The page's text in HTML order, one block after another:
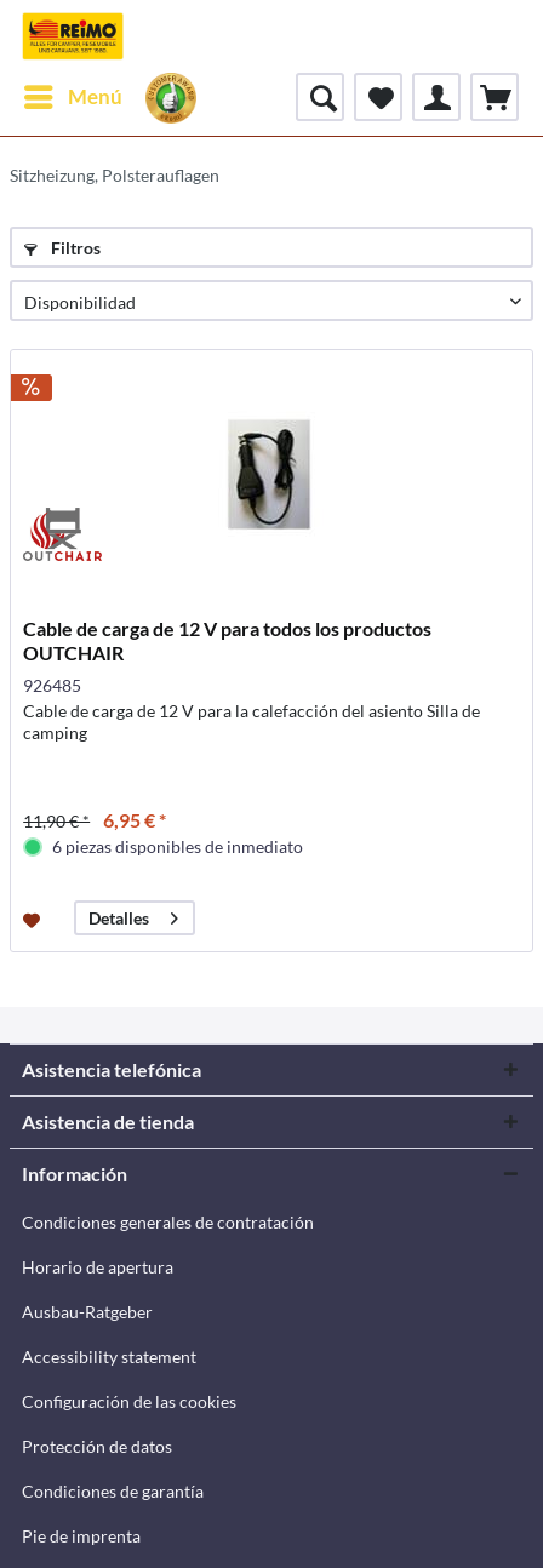
Menú
Sitzheizung, Polsterauflagen
Filtros
Cable de carga de 12 V para todos los productos
OUTCHAIR
926485
Cable de carga de 12 V para la calefacción del asiento Silla de
camping
11,90 € * 6,95 € *
6 piezas disponibles de inmediato
Detalles
Asistencia telefónica
Asistencia de tienda
Información
Condiciones generales de contratación
Horario de apertura
Ausbau-Ratgeber
Accessibility statement
Configuración de las cookies
Protección de datos
Condiciones de garantía
Pie de imprenta